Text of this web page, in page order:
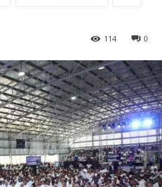
0
114